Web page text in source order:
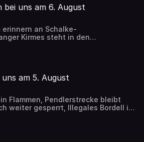
bei uns am 6. August
erinnern an Schalke-
Kirmes steht in den
Museum macht Station in
uns am 5. August
Flammen, Pendlerstrecke bleibt
weiter gesperrt, Illegales Bordell in
Kirmes startet morgen